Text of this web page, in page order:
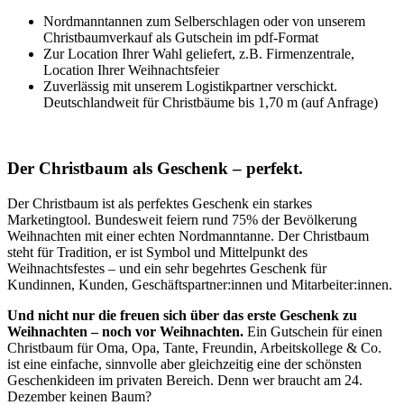
Nordmanntannen zum Selberschlagen oder von unserem
Christbaumverkauf als Gutschein im pdf-Format
Zur Location Ihrer Wahl geliefert, z.B. Firmenzentrale,
Location Ihrer Weihnachtsfeier
Zuverlässig mit unserem Logistikpartner verschickt.
Deutschlandweit für Christbäume bis 1,70 m (auf Anfrage)
Der Christbaum als Geschenk – perfekt.
Der Christbaum ist als perfektes Geschenk ein starkes
Marketingtool. Bundesweit feiern rund 75% der Bevölkerung
Weihnachten mit einer echten Nordmanntanne. Der Christbaum
steht für Tradition, er ist Symbol und Mittelpunkt des
Weihnachtsfestes – und ein sehr begehrtes Geschenk für
Kundinnen, Kunden, Geschäftspartner:innen und Mitarbeiter:innen.
Und nicht nur die freuen sich über das erste Geschenk zu
Weihnachten – noch vor Weihnachten. Ein Gutschein für einen
Christbaum für Oma, Opa, Tante, Freundin, Arbeitskollege & Co.
ist eine einfache, sinnvolle aber gleichzeitig eine der schönsten
Geschenkideen im privaten Bereich. Denn wer braucht am 24.
Dezember keinen Baum?